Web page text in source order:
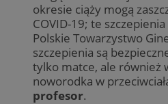
okresie ciąży mogą
COVID-19; te
Polskie Towarzystwo
szczepienia są
tylko matce, ale również
noworodka w
profesor.